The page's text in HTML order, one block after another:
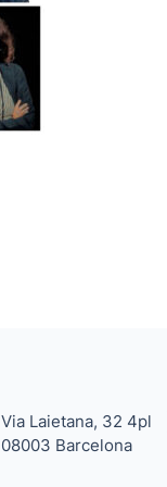
Via Laietana, 32 4pl
08003 Barcelona